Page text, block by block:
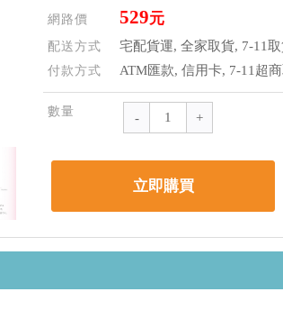
網路價 529元
配送方式 宅配貨運, 全家取貨, 7-11
付款方式 ATM匯款, 信用卡, 7-11超
數量
立即購買